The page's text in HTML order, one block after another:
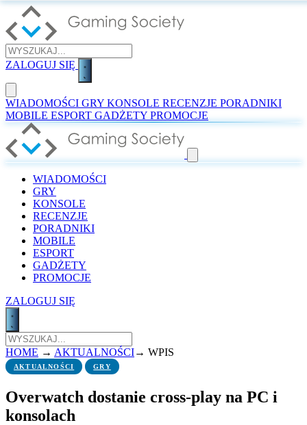
ZALOGUJ SIĘ
WIADOMOŚCI GRY KONSOLE RECENZJE PORADNIKI
MOBILE ESPORT GADŻETY PROMOCJE
WIADOMOŚCI
GRY
KONSOLE
RECENZJE
PORADNIKI
MOBILE
ESPORT
GADŻETY
PROMOCJE
ZALOGUJ SIĘ
HOME → AKTUALNOŚCI→ WPIS
AKTUALNOŚCI GRY
Overwatch dostanie cross-play na PC i
konsolach